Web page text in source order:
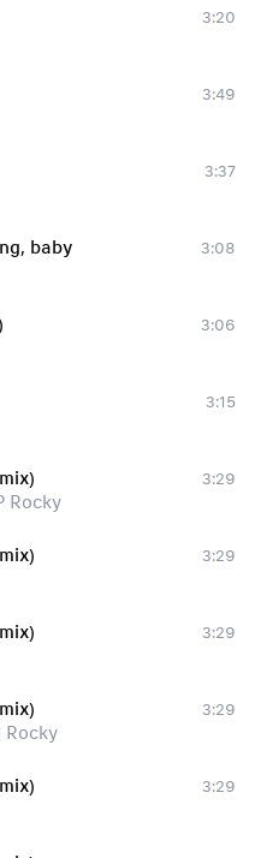
3:20
3:49
3:37
baby
3:08
3:06
3:15
Rocky
3:29
3:29
3:29
Rocky
3:29
3:29